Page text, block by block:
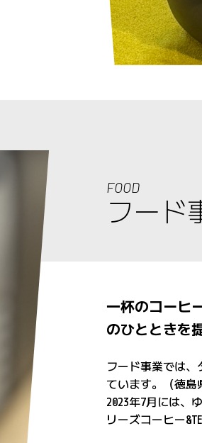
FOOD
フード
一杯のコーヒ
のひとときを
フード事業では
ています。（徳島
2023年7月には、
リーズコーヒー